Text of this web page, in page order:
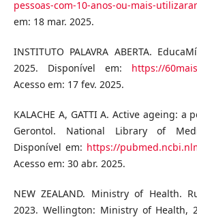
pessoas-com-10-anos-ou-mais-
em: 18 mar. 2025.
INSTITUTO PALAVRA ABERTA.
2025. Disponível em: https://
Acesso em: 17 fev. 2025.
KALACHE A, GATTI A. Active ageing: a
Gerontol. National Library of
Disponível em: https://
Acesso em: 30 abr. 2025.
NEW ZEALAND. Ministry of Health.
2023. Wellington: Ministry of Health,